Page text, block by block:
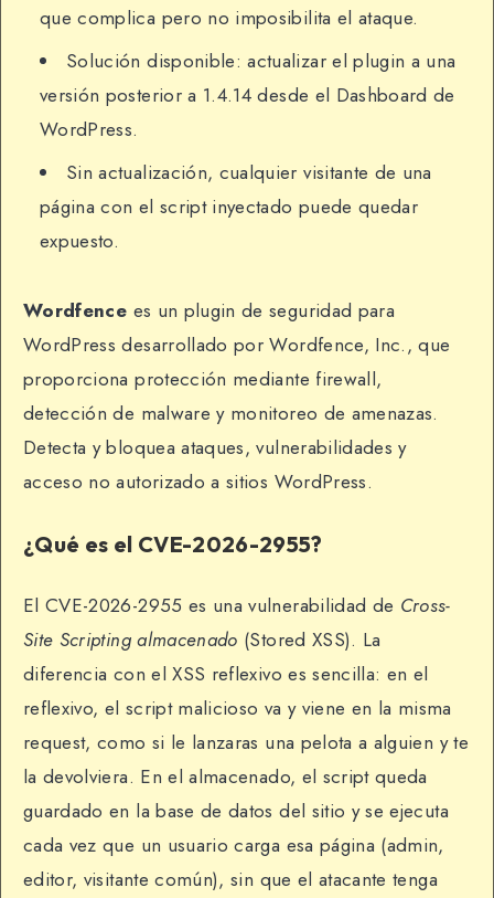
que complica pero no imposibilita el ataque.
Solución disponible: actualizar el plugin a una
versión posterior a 1.4.14 desde el Dashboard de
WordPress.
Sin actualización, cualquier visitante de una
página con el script inyectado puede quedar
expuesto.
Wordfence es un plugin de seguridad para
WordPress desarrollado por Wordfence, Inc., que
proporciona protección mediante firewall,
detección de malware y monitoreo de amenazas.
Detecta y bloquea ataques, vulnerabilidades y
acceso no autorizado a sitios WordPress.
¿Qué es el CVE-2026-2955?
El CVE-2026-2955 es una vulnerabilidad de Cross-
Site Scripting almacenado (Stored XSS). La
diferencia con el XSS reflexivo es sencilla: en el
reflexivo, el script malicioso va y viene en la misma
request, como si le lanzaras una pelota a alguien y te
la devolviera. En el almacenado, el script queda
guardado en la base de datos del sitio y se ejecuta
cada vez que un usuario carga esa página (admin,
editor, visitante común), sin que el atacante tenga